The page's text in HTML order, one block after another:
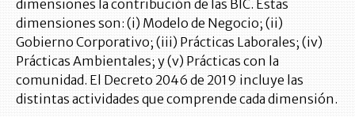
dimensiones la contribución de las BIC. Estas
dimensiones son: (i) Modelo de Negocio; (ii)
Gobierno Corporativo; (iii) Prácticas Laborales; (iv)
Prácticas Ambientales; y (v) Prácticas con la
comunidad. El Decreto 2046 de 2019 incluye las
distintas actividades que comprende cada dimensión.